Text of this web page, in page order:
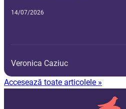
14/07/2026
Veronica Caziuc
Accesează toate articolele »